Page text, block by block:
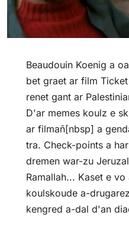
Beaudouin Koenig a
bet graet ar film
renet gant ar
D'ar memes koulz e
ar filmañ[nbsp] a
tra. Check-points a
dremen war-zu
Ramallah... Kaset e
koulskoude a-
kengred a-dal d'an